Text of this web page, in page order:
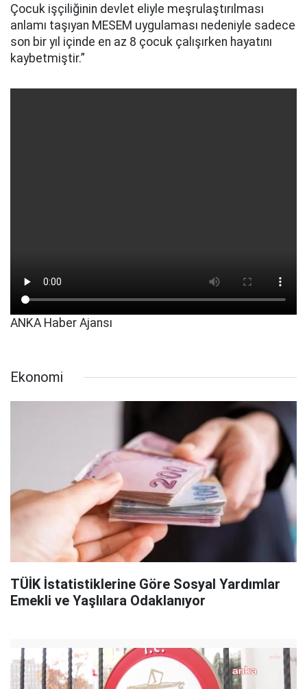
Çocuk işçiliğinin devlet eliyle meşrulaştırılması
anlamı taşıyan MESEM uygulaması nedeniyle sadece
son bir yıl içinde en az 8 çocuk çalışırken hayatını
kaybetmiştir.”
ANKA Haber Ajansı
Ekonomi
TÜİK İstatistiklerine Göre Sosyal Yardımlar
Emekli ve Yaşlılara Odaklanıyor